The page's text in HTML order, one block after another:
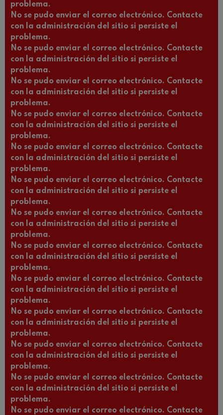
problema.
No se pudo enviar el correo electrónico. Contacte
con la administración del sitio si persiste el
problema.
No se pudo enviar el correo electrónico. Contacte
con la administración del sitio si persiste el
problema.
No se pudo enviar el correo electrónico. Contacte
con la administración del sitio si persiste el
problema.
No se pudo enviar el correo electrónico. Contacte
con la administración del sitio si persiste el
problema.
No se pudo enviar el correo electrónico. Contacte
con la administración del sitio si persiste el
problema.
No se pudo enviar el correo electrónico. Contacte
con la administración del sitio si persiste el
problema.
No se pudo enviar el correo electrónico. Contacte
con la administración del sitio si persiste el
problema.
No se pudo enviar el correo electrónico. Contacte
con la administración del sitio si persiste el
problema.
No se pudo enviar el correo electrónico. Contacte
con la administración del sitio si persiste el
problema.
No se pudo enviar el correo electrónico. Contacte
con la administración del sitio si persiste el
problema.
No se pudo enviar el correo electrónico. Contacte
con la administración del sitio si persiste el
problema.
No se pudo enviar el correo electrónico. Contacte
con la administración del sitio si persiste el
problema.
No se pudo enviar el correo electrónico. Contacte